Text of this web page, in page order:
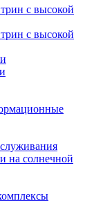
с высокой
с высокой
на солнечной